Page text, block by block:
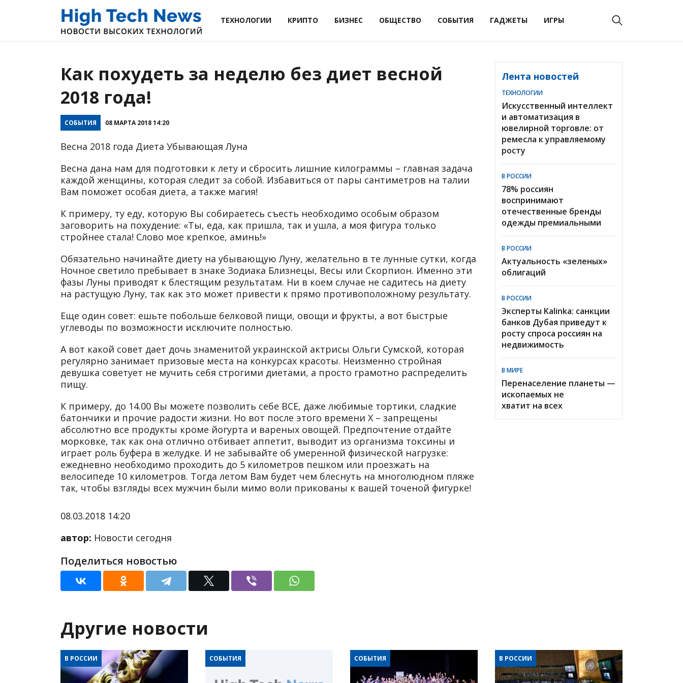
ТЕХНОЛОГИИ КРИПТО БИЗНЕС ОБЩЕСТВО СОБЫТИЯ ГАДЖЕТЫ ИГРЫ
Как похудеть за неделю без диет весной
2018 года!
СОБЫТИЯ 08 МАРТА 2018 14:20
Весна 2018 года Диета Убывающая Луна
Весна дана нам для подготовки к лету и сбросить лишние килограммы – главная задача
каждой женщины, которая следит за собой. Избавиться от пары сантиметров на талии
Вам поможет особая диета, а также магия!
К примеру, ту еду, которую Вы собираетесь съесть необходимо особым образом
заговорить на похудение: «Ты, еда, как пришла, так и ушла, а моя фигура только
стройнее стала! Слово мое крепкое, аминь!»
Обязательно начинайте диету на убывающую Луну, желательно в те лунные сутки, когда
Ночное светило пребывает в знаке Зодиака Близнецы, Весы или Скорпион. Именно эти
фазы Луны приводят к блестящим результатам. Ни в коем случае не садитесь на диету
на растущую Луну, так как это может привести к прямо противоположному результату.
Еще один совет: ешьте побольше белковой пищи, овощи и фрукты, а вот быстрые
углеводы по возможности исключите полностью.
А вот какой совет дает дочь знаменитой украинской актрисы Ольги Сумской, которая
регулярно занимает призовые места на конкурсах красоты. Неизменно стройная
девушка советует не мучить себя строгими диетами, а просто грамотно распределить
пищу.
К примеру, до 14.00 Вы можете позволить себе ВСЕ, даже любимые тортики, сладкие
батончики и прочие радости жизни. Но вот после этого времени Х – запрещены
абсолютно все продукты кроме йогурта и вареных овощей. Предпочтение отдайте
морковке, так как она отлично отбивает аппетит, выводит из организма токсины и
играет роль буфера в желудке. И не забывайте об умеренной физической нагрузке:
ежедневно необходимо проходить до 5 километров пешком или проезжать на
велосипеде 10 километров. Тогда летом Вам будет чем блеснуть на многолюдном пляже
так, чтобы взгляды всех мужчин были мимо воли прикованы к вашей точеной фигурке!
08.03.2018 14:20
автор: Новости сегодня
Поделиться новостью
Лента новостей
ТЕХНОЛОГИИ
Искусственный интеллект
и автоматизация в
ювелирной торговле: от
ремесла к управляемому
росту
В РОССИИ
78% россиян
воспринимают
отечественные бренды
одежды премиальными
В РОССИИ
Актуальность «зеленых»
облигаций
В РОССИИ
Эксперты Kalinka: санкции
банков Дубая приведут к
росту спроса россиян на
недвижимость
В МИРЕ
Перенаселение планеты —
ископаемых не
хватит на всех
Другие новости
В РОССИИ СОБЫТИЯ СОБЫТИЯ В РОССИИ